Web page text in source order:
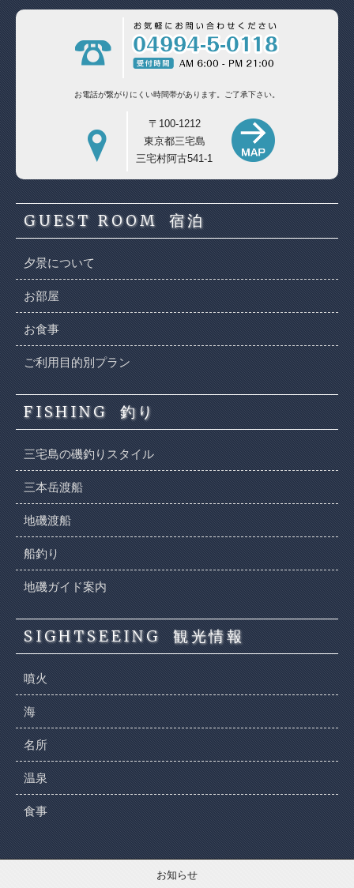
お電話が繋がりにくい時間帯があります。 ご了承下さい。
〒100-1212
東京都三宅島
三宅村阿古541-1
GUEST ROOM 宿泊
夕景について
お部屋
お食事
ご利用目的別プラン
FISHING 釣り
三宅島の磯釣りスタイル
三本岳渡船
地磯渡船
船釣り
地磯ガイド案内
SIGHTSEEING 観光情報
噴火
海
名所
温泉
食事
お知らせ